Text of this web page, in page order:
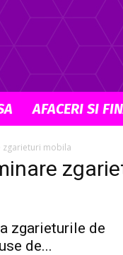
AFACERI SI
zgarieturi mobila
zgarieturile de
de...